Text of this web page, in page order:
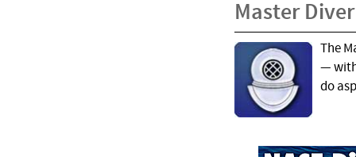
Master Diver
The
—
do